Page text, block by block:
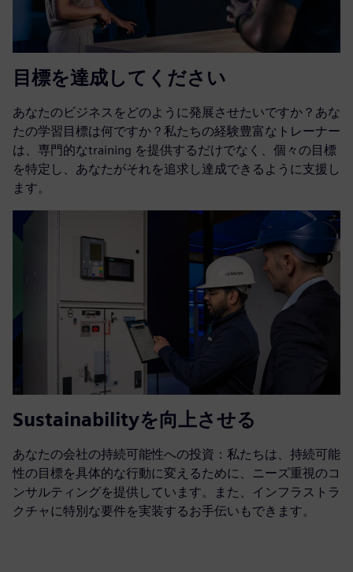
目標を達成してください
あなたのビジネスをどのように発展させたいですか？あな
たの学習目標は何ですか？私たちの経験豊富なトレーナー
は、専門的なtraining を提供するだけでなく、個々の目標
を特定し、あなたがそれを追求し達成できるように支援し
ます。
Sustainabilityを向上させる
あなたの会社の持続可能性への投資：私たちは、持続可能
性の目標を具体的な行動に変えるために、ニーズ重視のコ
ンサルティングを提供しています。また、インフラストラ
クチャに特別な要件を実装するお手伝いもできます。